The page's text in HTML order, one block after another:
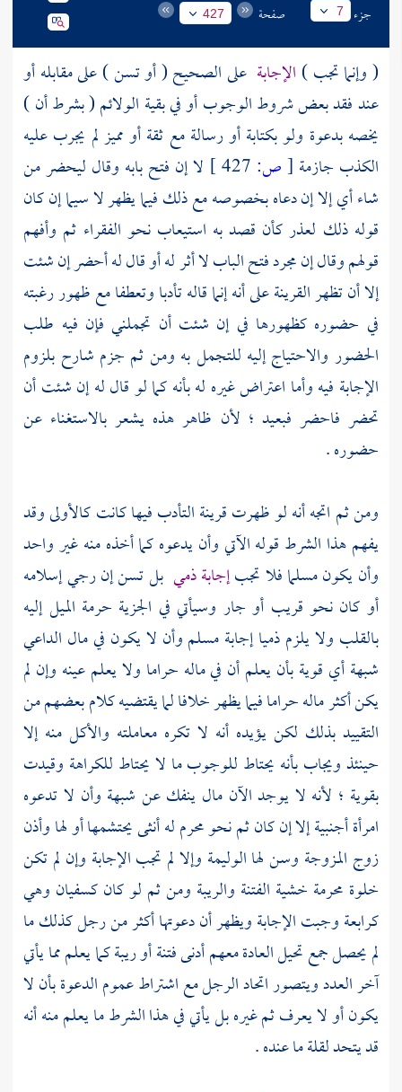
جزء 7 صفحة 427
( وإنما تجب ) الإجابة على الصحيح ( أو تسن ) على مقابله أو
عند فقد بعض شروط الوجوب أو في بقية الولائم ( بشرط أن )
يخصه بدعوة ولو بكتابة أو رسالة مع ثقة أو مميز لم يجرب عليه
الكذب جازمة [ص:
لا إن فتح بابه وقال ليحضر من
شاء أي إلا إن دعاه بخصوصه مع ذلك فيما يظهر لا سيما إن كان
قوله ذلك لعذر كأن قصد به استيعاب نحو الفقراء ثم وأفهم
قولهم وقال إن مجرد فتح الباب لا أثر له أو قال له أحضر إن شئت
إلا أن تظهر القرينة على أنه إنما قاله تأدبا وتعطفا مع ظهور رغبته
في حضوره كظهورها في إن شئت أن تجملني فإن فيه طلب
الحضور والاحتياج إليه للتجمل به ومن ثم جزم شارح بلزوم
الإجابة فيه وأما اعتراض غيره له بأنه كما لو قال له إن شئت أن
تحضر فاحضر فبعيد ؛ لأن ظاهر هذه يشعر بالاستغناء عن
حضوره .
ومن ثم اتجه أنه لو ظهرت قرينة التأدب فيها كانت كالأولى وقد
يفهم هذا الشرط قوله الآتي وأن يدعوه كما أخذه منه غير واحد
وأن يكون مسلما فلا تجبإجابة ذمي بل تسن إن رجي إسلامه
أو كان نحو قريب أو جار وسيأتي في الجزية حرمة الميل إليه
بالقلب ولا يلزم ذميا إجابة مسلم وأن لا يكون في مال الداعي
شبهة أي قوية بأن يعلم أن في ماله حراما ولا يعلم عينه وإن لم
يكن أكثر ماله حراما فيما يظهر خلافا لما يقتضيه كلام بعضهم من
التقييد بذلك لكن يؤيده أنه لا تكره معاملته والأكل منه إلا
حينئذ ويجاب بأنه يحتاط للوجوب ما لا يحتاط للكراهة وقيدت
بقوية ؛ لأنه لا يوجد الآن مال ينفك عن شبهة وأن لا تدعوه
امرأة أجنبية إلا إن كان ثم نحو محرم له أنثى يحتشمها أو لها وأذن
زوج المزوجة وسن لها الوليمة وإلا لم تجب الإجابة وإن لم تكن
خلوة محرمة خشية الفتنة والريبة ومن ثم لو كان كسفيان وهي
كرابعة وجبت الإجابة ويظهر أن دعوتها أكثر من رجل كذلك ما
لم يحصل جمع تحيل العادة معهم أدنى فتنة أو ريبة كما يعلم مما يأتي
آخر العدد ويتصور اتحاد الرجل مع اشتراط عموم الدعوة بأن لا
يكون أو لا يعرف ثم غيره بل يأتي في هذا الشرط ما يعلم منه أنه
قد يتحد لقلة ما عنده .